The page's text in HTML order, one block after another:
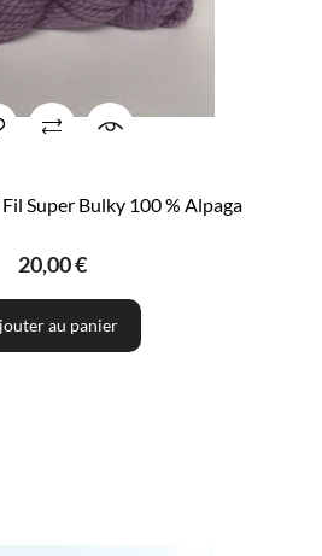
Super Bulky 100 % Alpaga
20,00 €
au panier